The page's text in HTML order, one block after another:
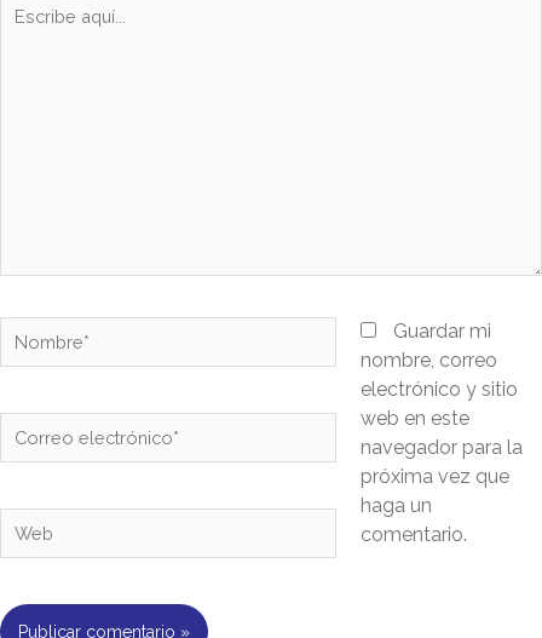
Guardar mi
nombre, correo
electrónico y sitio
web en este
navegador para la
próxima vez que
haga un
comentario.